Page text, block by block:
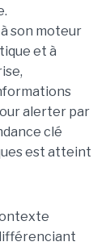
son moteur
et à
alerter par
clé
est atteint